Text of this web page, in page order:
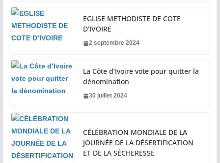
EGLISE METHODISTE DE COTE
D’IVOIRE
2 septembre 2024
La Côte d’Ivoire vote pour quitter la
dénomination
30 juillet 2024
CÉLÉBRATION MONDIALE DE LA
JOURNÉE DE LA DÉSERTIFICATION
ET DE LA SÉCHERESSE